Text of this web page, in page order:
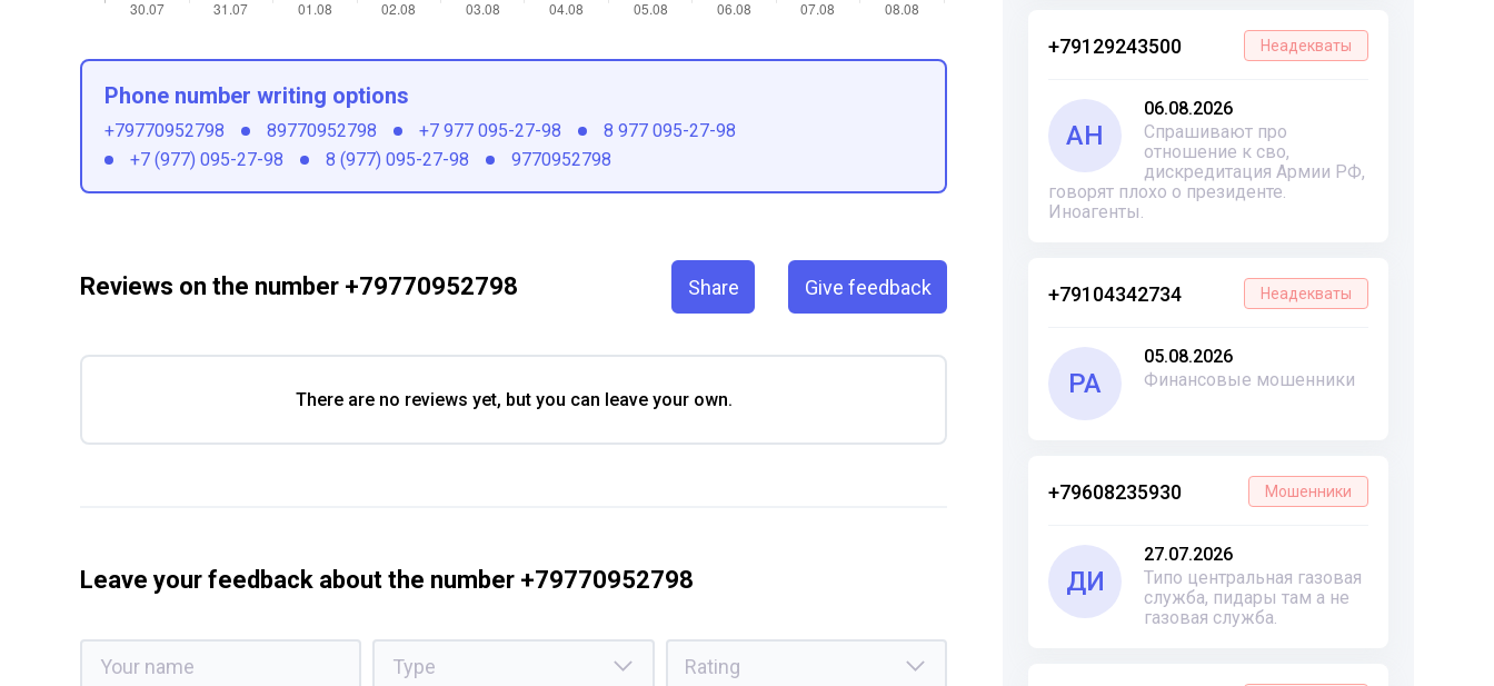
+79129243500 Неадекваты
АН
06.08.2026
Спрашивают про
отношение к сво,
дискредитация Армии РФ,
говорят плохо о президенте.
Иноагенты.
+79104342734 Неадекваты
РА
05.08.2026
Финансовые мошенники
+79608235930 Мошенники
ДИ
27.07.2026
Типо центральная газовая
служба, пидары там а не
газовая служба.
Phone number writing options
+79770952798 89770952798 +7 977 095-27-98
8 977 095-27-98
+7 (977) 095-27-98
8 (977) 095-27-98 9770952798
Reviews on the number +79770952798 Share Give feedback
There are no reviews yet, but you can leave your own.
Leave your feedback about the number +79770952798